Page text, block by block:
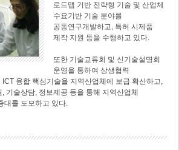
로드맵 기반 전략형 기술 및 산업체
수요기반 기술 분야를
공동연구개발하고, 특허 시제품
제작 지원 등을 수행하고 있다.
또한 기술교류회 및 신기술설명회
운영을 통하여 상생협력
융합 핵심기술을 지역산업체에 보급 확산하고,
기술상담, 정보제공 등을 통해 지역산업체
대를 도모하고 있다.